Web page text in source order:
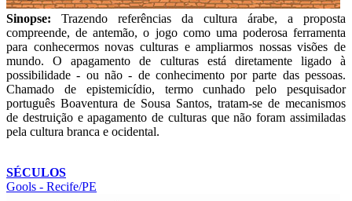
Sinopse: Trazendo referências da cultura árabe, a proposta
compreende, de antemão, o jogo como uma poderosa ferramenta
para conhecermos novas culturas e ampliarmos nossas visões de
mundo. O apagamento de culturas está diretamente ligado à
possibilidade - ou não - de conhecimento por parte das pessoas.
Chamado de epistemicídio, termo cunhado pelo pesquisador
português Boaventura de Sousa Santos, tratam-se de mecanismos
de destruição e apagamento de culturas que não foram assimiladas
pela cultura branca e ocidental.
SÉCULOS
Gools - Recife/PE